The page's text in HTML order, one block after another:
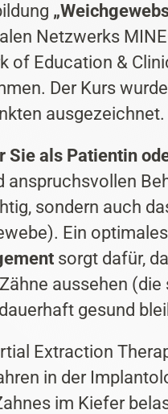
Netzwerks
of Education &
Der Kurs
ausgezeichnet.
Sie als Patientin
anspruchsvollen
sondern auch
Ein optimales
sorgt dafür,
aussehen (die
gesund
Extraction
in der
im Kiefer